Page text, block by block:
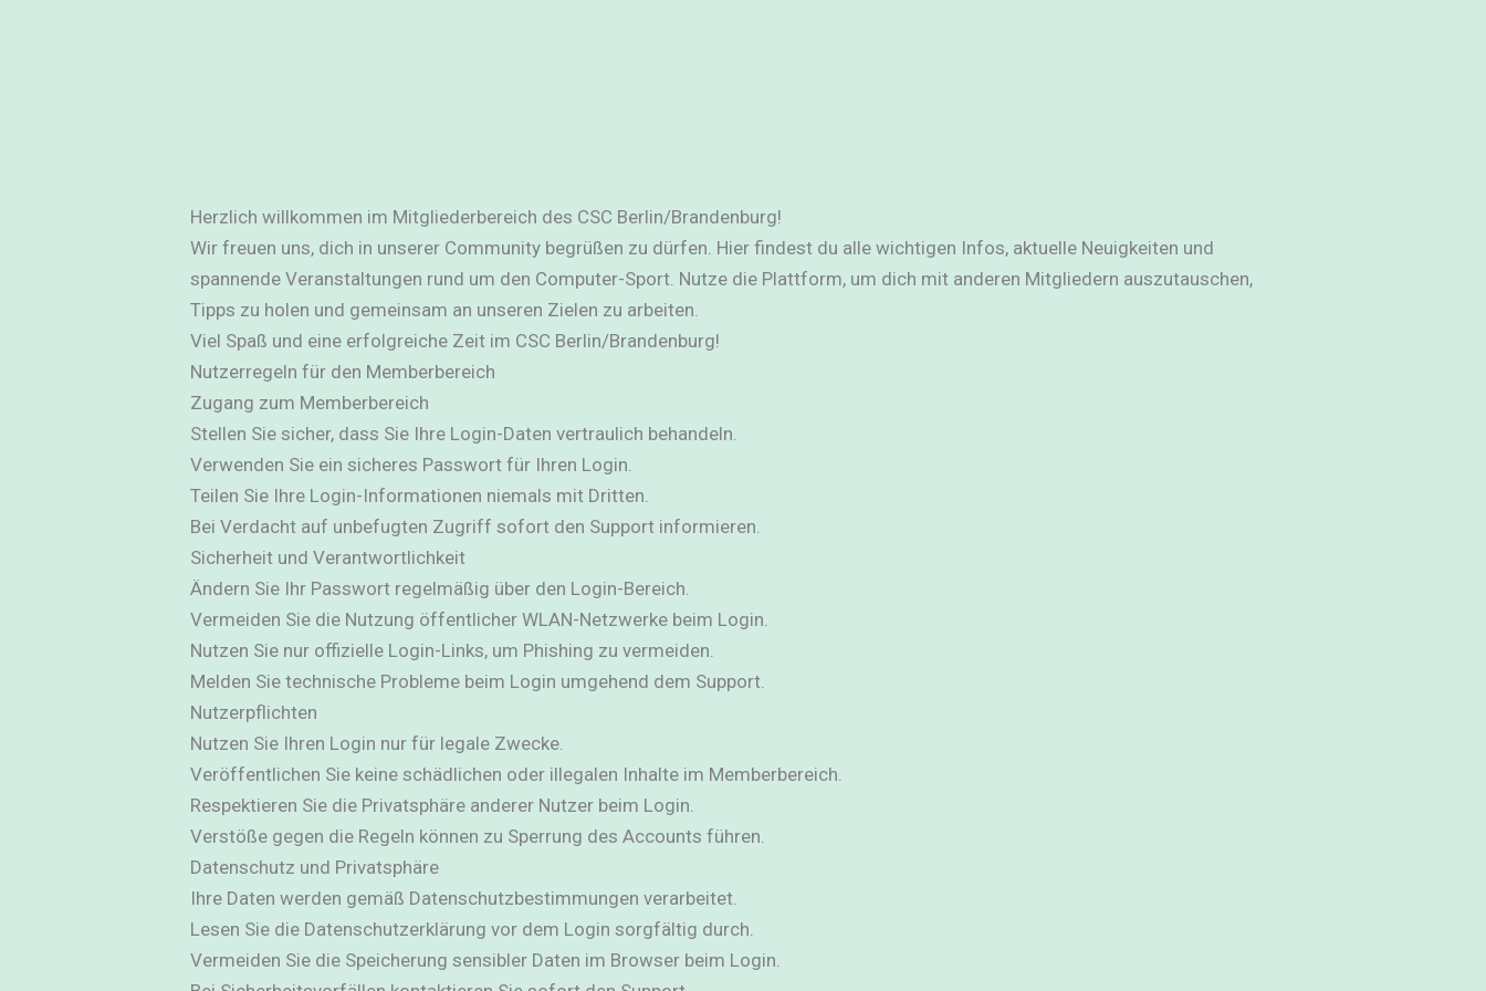
Herzlich willkommen im Mitgliederbereich des CSC Berlin/Brandenburg!
Wir freuen uns, dich in unserer Community begrüßen zu dürfen. Hier findest du alle wichtigen Infos, aktuelle Neuigkeiten und
spannende Veranstaltungen rund um den Computer-Sport. Nutze die Plattform, um dich mit anderen Mitgliedern auszutauschen,
Tipps zu holen und gemeinsam an unseren Zielen zu arbeiten.
Viel Spaß und eine erfolgreiche Zeit im CSC Berlin/Brandenburg!
Nutzerregeln für den Memberbereich
Zugang zum Memberbereich
Stellen Sie sicher, dass Sie Ihre Login-Daten vertraulich behandeln.
Verwenden Sie ein sicheres Passwort für Ihren Login.
Teilen Sie Ihre Login-Informationen niemals mit Dritten.
Bei Verdacht auf unbefugten Zugriff sofort den Support informieren.
Sicherheit und Verantwortlichkeit
Ändern Sie Ihr Passwort regelmäßig über den Login-Bereich.
Vermeiden Sie die Nutzung öffentlicher WLAN-Netzwerke beim Login.
Nutzen Sie nur offizielle Login-Links, um Phishing zu vermeiden.
Melden Sie technische Probleme beim Login umgehend dem Support.
Nutzerpflichten
Nutzen Sie Ihren Login nur für legale Zwecke.
Veröffentlichen Sie keine schädlichen oder illegalen Inhalte im Memberbereich.
Respektieren Sie die Privatsphäre anderer Nutzer beim Login.
Verstöße gegen die Regeln können zu Sperrung des Accounts führen.
Datenschutz und Privatsphäre
Ihre Daten werden gemäß Datenschutzbestimmungen verarbeitet.
Lesen Sie die Datenschutzerklärung vor dem Login sorgfältig durch.
Vermeiden Sie die Speicherung sensibler Daten im Browser beim Login.